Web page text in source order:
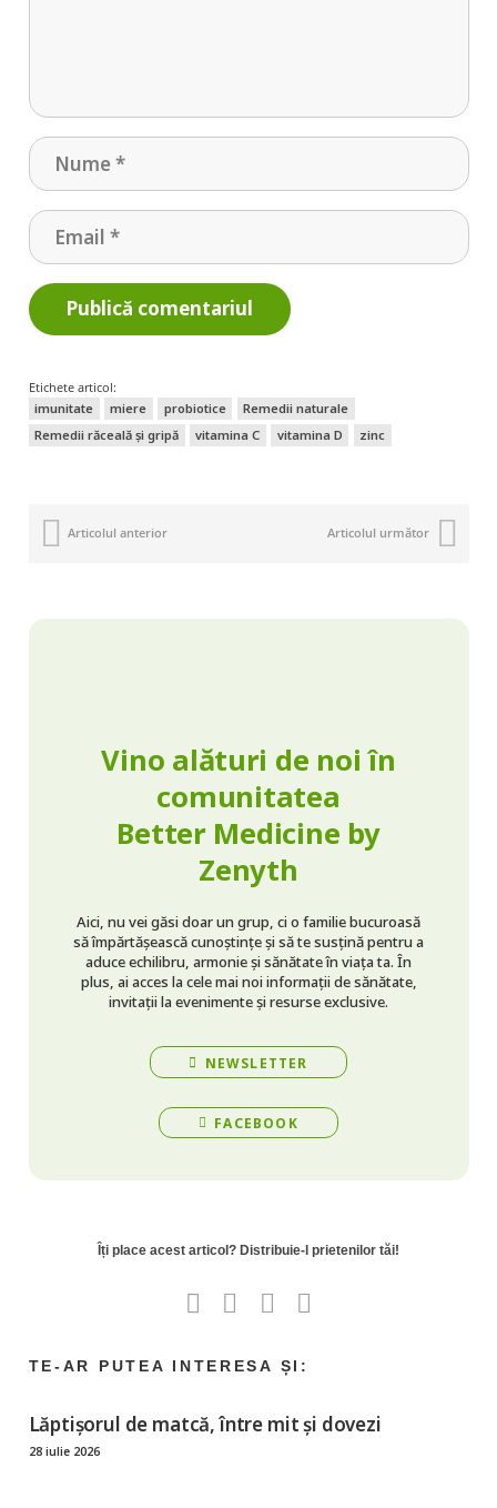
Lăptișorul de matcă, între mit și dovezi
28 iulie 2026
Publică comentariul
Etichete articol:
imunitate
miere probiotice
Remedii naturale
Remedii răceală și gripă
vitamina C vitamina D zinc
Articolul anterior Articolul următor
Vino alături de noi în
comunitatea
Better Medicine by
Zenyth
Aici, nu vei găsi doar un grup, ci o familie bucuroasă
să împărtășească cunoștințe și să te susțină pentru a
aduce echilibru, armonie și sănătate în viața ta. În
plus, ai acces la cele mai noi informații de sănătate,
invitații la evenimente și resurse exclusive.
NEWSLETTER
FACEBOOK